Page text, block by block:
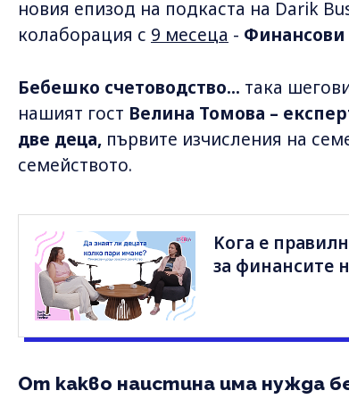
новия епизод на подкаста на Darik
колаборация с 9 месеца - Финансови
Бебешко счетоводство... така
нашият гост Велина Томова –
две деца, първите изчисления на
семейството.
Kога е
за финансите
От какво наистина има нужда